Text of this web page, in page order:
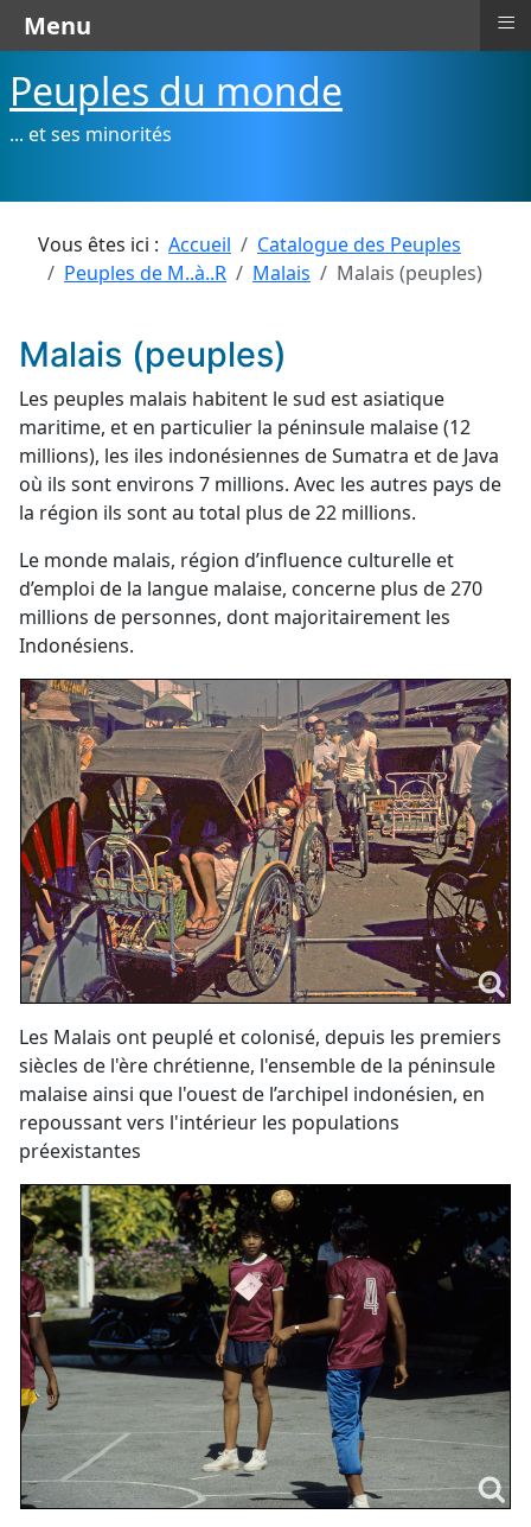
Peuples du monde
... et ses minorités
Vous êtes ici : Accueil
Catalogue des Peuples
Peuples de M..à..R
Malais Malais (peuples)
Malais (peuples)
Les peuples malais habitent le sud est asiatique
maritime, et en particulier la péninsule malaise (12
millions), les iles indonésiennes de Sumatra et de Java
où ils sont environs 7 millions. Avec les autres pays de
la région ils sont au total plus de 22 millions.
Le monde malais, région d’influence culturelle et
d’emploi de la langue malaise, concerne plus de 270
millions de personnes, dont majoritairement les
Indonésiens.
Les Malais ont peuplé et colonisé, depuis les premiers
siècles de l'ère chrétienne, l'ensemble de la péninsule
malaise ainsi que l'ouest de l’archipel indonésien, en
repoussant vers l'intérieur les populations
préexistantes
Menu ≡